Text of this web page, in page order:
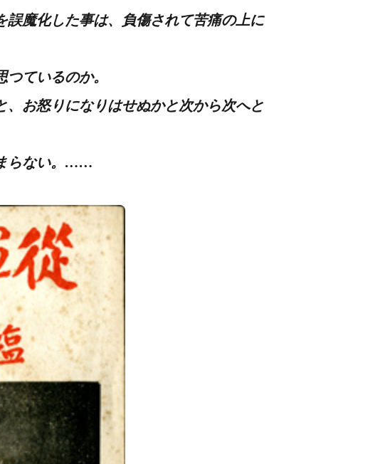
魔化した事は、負傷されて苦痛の上に
ているのか。
お怒りになりはせぬかと次から次へと
らない。……